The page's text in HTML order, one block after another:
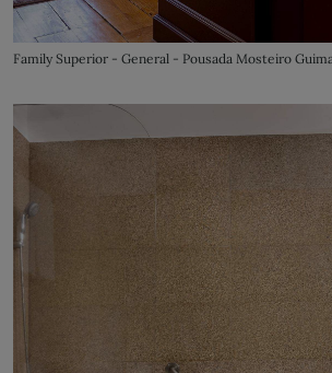
Family Superior - General - Pousada Mosteiro